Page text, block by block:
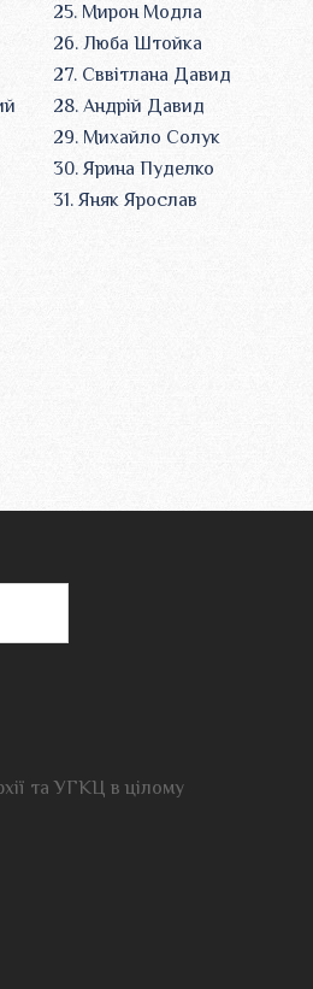
25. Мирон Модла
26. Люба Штойка
27. Сввітлана Давид
28. Андрій Давид
29. Михайло Солук
30. Ярина Пуделко
31. Яняк Ярослав
та УГКЦ в цілому